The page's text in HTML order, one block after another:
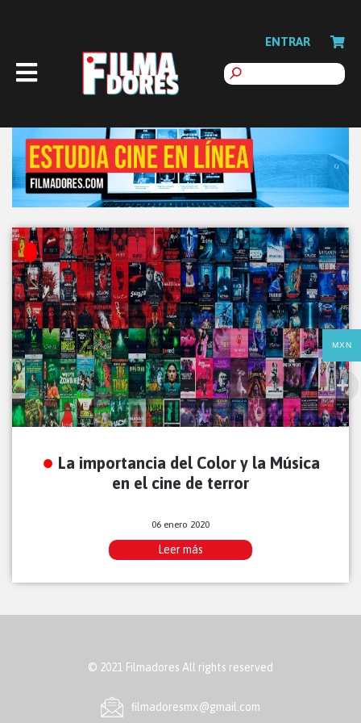
ENTRAR
La importancia del Color y la Música
en el cine de terror
06 enero 2020
Leer más
© 2021 Filmadores All rights reserved
ﬁlmadoresmx@gmail.com
MXN